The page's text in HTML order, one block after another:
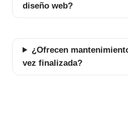
diseño web?
¿Ofrecen
vez finalizada?